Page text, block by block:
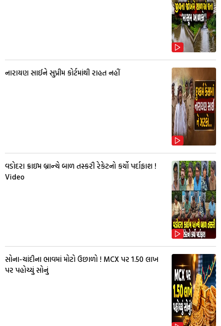
નારાયણ સાઈને સુપ્રીમ કોર્ટમાંથી રાહત નહીં
વડોદરા ક્રાઇમ બ્રાન્ચે બાળ તસ્કરી રેકેટનો કર્યો પર્દાફાશ !
Video
સોના-ચાંદીના ભાવમાં મોટો ઉછાળો ! MCX પર ₹1.50 લાખ
પર પહોચ્યું સોનું